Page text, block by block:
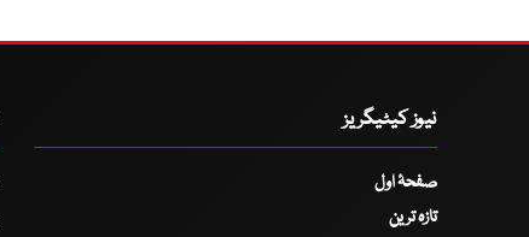
نیوز کیٹیگریز
صفحۂ اول
تازہ ترین